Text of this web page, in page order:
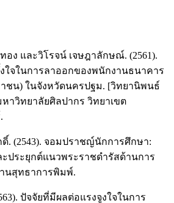
ง และวิโรจน์ เจษฎาลักษณ์. (2561).
ใจในการลาออกของพนักงานธนาคาร
ชน) ในจังหวัดนครปฐม. [วิทยานิพนธ์
วิทยาลัยศิลปากร วิทยาเขต
ดิ์. (2543). จอมปราชญ์นักการศึกษา:
ะประยุกต์แนวพระราชดำรัสด้านการ
นสุทธาการพิมพ์.
ปัจจัยที่มีผลต่อแรงจูงใจในการ